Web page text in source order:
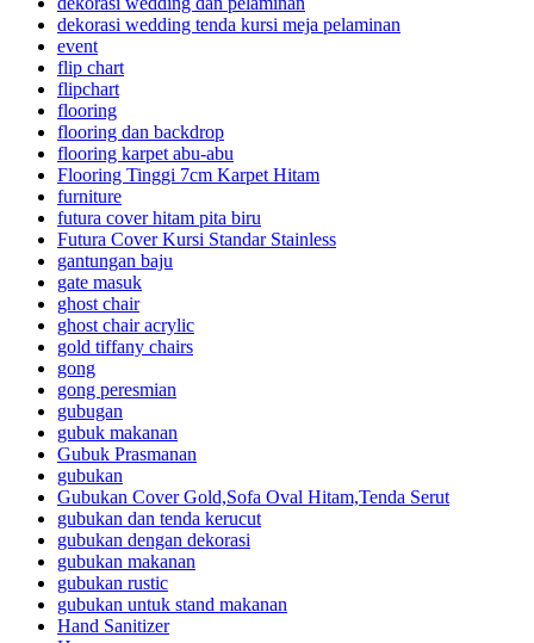
dekorasi wedding tenda kursi meja pelaminan
event
flip chart
flipchart
flooring
flooring dan backdrop
flooring karpet abu-abu
Flooring Tinggi 7cm Karpet Hitam
furniture
futura cover hitam pita biru
Futura Cover Kursi Standar Stainless
gantungan baju
gate masuk
ghost chair
ghost chair acrylic
gold tiffany chairs
gong
gong peresmian
gubugan
gubuk makanan
Gubuk Prasmanan
gubukan
Gubukan Cover Gold,Sofa Oval Hitam,Tenda Serut
gubukan dan tenda kerucut
gubukan dengan dekorasi
gubukan makanan
gubukan rustic
gubukan untuk stand makanan
Hand Sanitizer